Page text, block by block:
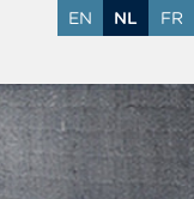
EN NL FR